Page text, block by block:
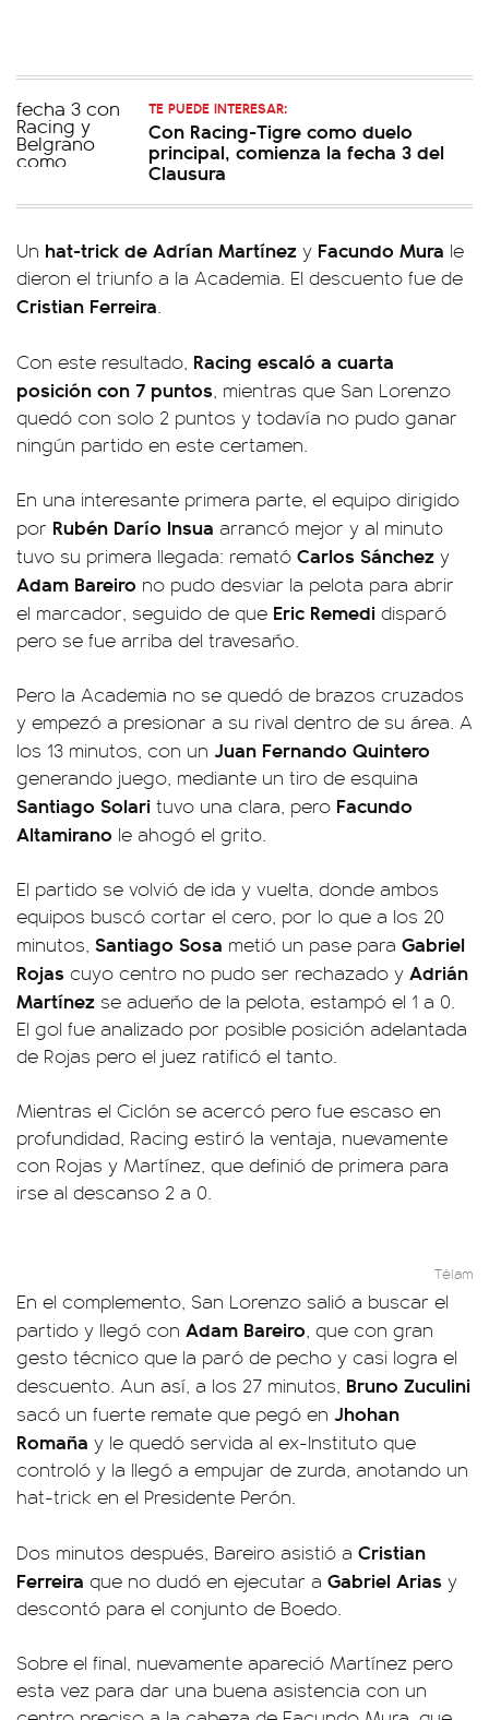
TE PUEDE INTERESAR:
Con Racing-Tigre como duelo
principal, comienza la fecha 3 del
Clausura
Un hat-trick de Adrían Martínez y Facundo Mura le
dieron el triunfo a la Academia. El descuento fue de
Cristian Ferreira.
Con este resultado, Racing escaló a cuarta
posición con 7 puntos, mientras que San Lorenzo
quedó con solo 2 puntos y todavía no pudo ganar
ningún partido en este certamen.
En una interesante primera parte, el equipo dirigido
por Rubén Darío Insua arrancó mejor y al minuto
tuvo su primera llegada: remató Carlos Sánchez y
Adam Bareiro no pudo desviar la pelota para abrir
el marcador, seguido de que Eric Remedi disparó
pero se fue arriba del travesaño.
Pero la Academia no se quedó de brazos cruzados
y empezó a presionar a su rival dentro de su área. A
los 13 minutos, con un Juan Fernando Quintero
generando juego, mediante un tiro de esquina
Santiago Solari tuvo una clara, pero Facundo
Altamirano le ahogó el grito.
El partido se volvió de ida y vuelta, donde ambos
equipos buscó cortar el cero, por lo que a los 20
minutos, Santiago Sosa metió un pase para Gabriel
Rojas cuyo centro no pudo ser rechazado y Adrián
Martínez se adueño de la pelota, estampó el 1 a 0.
El gol fue analizado por posible posición adelantada
de Rojas pero el juez ratificó el tanto.
Mientras el Ciclón se acercó pero fue escaso en
profundidad, Racing estiró la ventaja, nuevamente
con Rojas y Martínez, que definió de primera para
irse al descanso 2 a 0.
Télam
En el complemento, San Lorenzo salió a buscar el
partido y llegó con Adam Bareiro, que con gran
gesto técnico que la paró de pecho y casi logra el
descuento. Aun así, a los 27 minutos, Bruno Zuculini
sacó un fuerte remate que pegó en Jhohan
Romaña y le quedó servida al ex-Instituto que
controló y la llegó a empujar de zurda, anotando un
hat-trick en el Presidente Perón.
Dos minutos después, Bareiro asistió a Cristian
Ferreira que no dudó en ejecutar a Gabriel Arias y
descontó para el conjunto de Boedo.
Sobre el final, nuevamente apareció Martínez pero
esta vez para dar una buena asistencia con un